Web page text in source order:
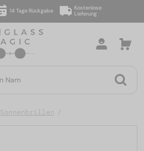
14 Tage Rückgabe
Kostenlose
Lieferung
Sonnenbrillen